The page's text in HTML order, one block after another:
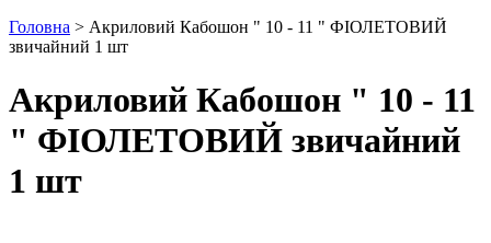
Головна > Акриловий Кабошон " 10 - 11 " ФІОЛЕТОВИЙ
звичайний 1 шт
Акриловий Кабошон " 10 - 11
" ФІОЛЕТОВИЙ звичайний
1 шт